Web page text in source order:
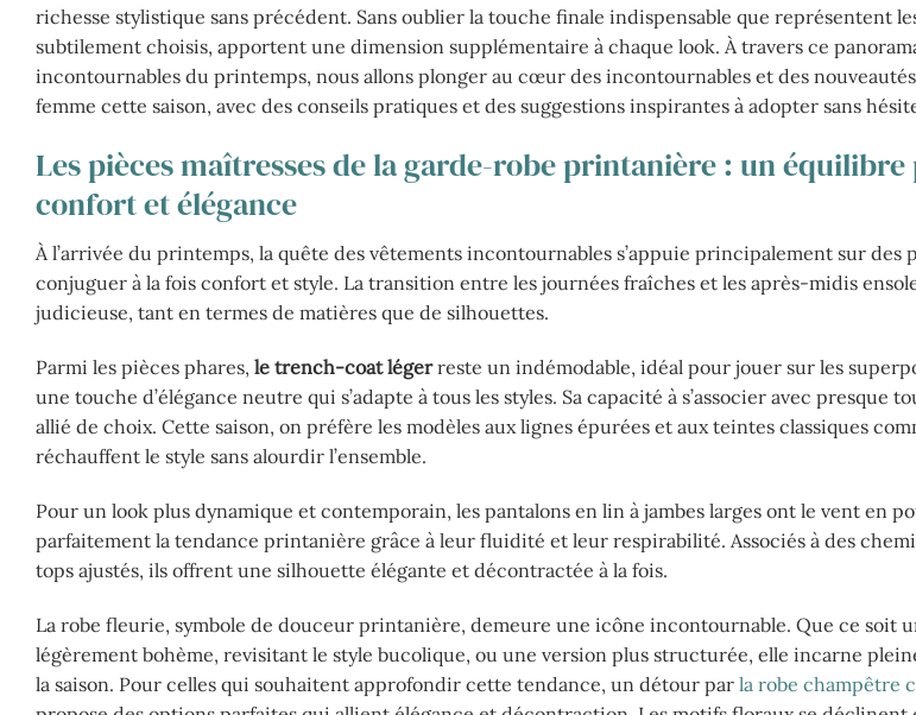
richesse stylistique sans précédent. Sans oublier la touche finale indispensable que représentent
subtilement choisis, apportent une dimension supplémentaire à chaque look. À travers ce
incontournables du printemps, nous allons plonger au cœur des incontournables et des
femme cette saison, avec des conseils pratiques et des suggestions inspirantes à adopter sans
Les pièces maîtresses de la garde-robe printanière : un
confort et élégance
À l’arrivée du printemps, la quête des vêtements incontournables s’appuie principalement sur des
conjuguer à la fois confort et style. La transition entre les journées fraîches et les après-midis
judicieuse, tant en termes de matières que de silhouettes.
Parmi les pièces phares, le trench-coat légerreste un indémodable, idéal pour jouer sur les
une touche d’élégance neutre qui s’adapte à tous les styles. Sa capacité à s’associer avec presque
allié de choix. Cette saison, on préfère les modèles aux lignes épurées et aux teintes classiques
réchauffent le style sans alourdir l’ensemble.
Pour un look plus dynamique et contemporain, les pantalons en lin à jambes larges ont le vent en
parfaitement la tendance printanière grâce à leur fluidité et leur respirabilité. Associés à des
tops ajustés, ils offrent une silhouette élégante et décontractée à la fois.
La robe fleurie, symbole de douceur printanière, demeure une icône incontournable. Que ce soit
légèrement bohème, revisitant le style bucolique, ou une version plus structurée, elle incarne
la saison. Pour celles qui souhaitent approfondir cette tendance, un détour par la robe champêtre